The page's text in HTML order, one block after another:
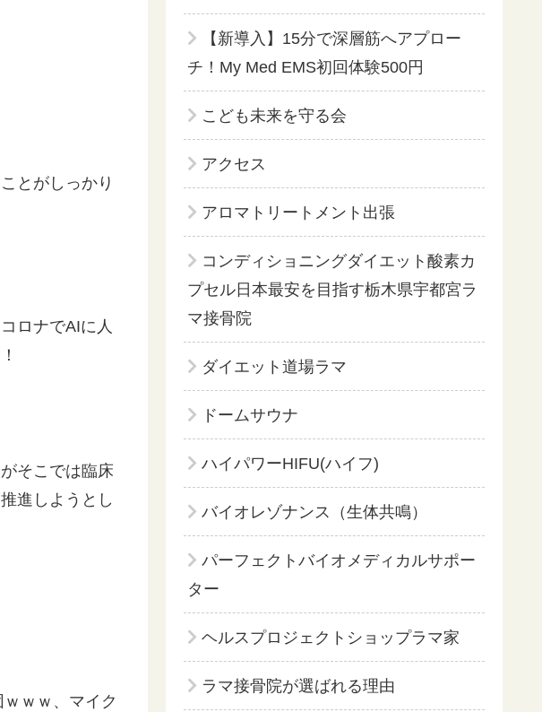
とがしっかり
ロナでAIに人
そこでは臨床
進しようとし
ｗｗ、マイク
【新導入】15分で深層筋へアプロー
チ！My Med EMS初回体験500円
こども未来を守る会
アクセス
アロマトリートメント出張
コンディショニングダイエット酸素カ
プセル日本最安を目指す栃木県宇都宮ラ
マ接骨院
ダイエット道場ラマ
ドームサウナ
ハイパワーHIFU(ハイフ)
バイオレゾナンス（生体共鳴）
パーフェクトバイオメディカルサポー
ター
ヘルスプロジェクトショップラマ家
ラマ接骨院が選ばれる理由